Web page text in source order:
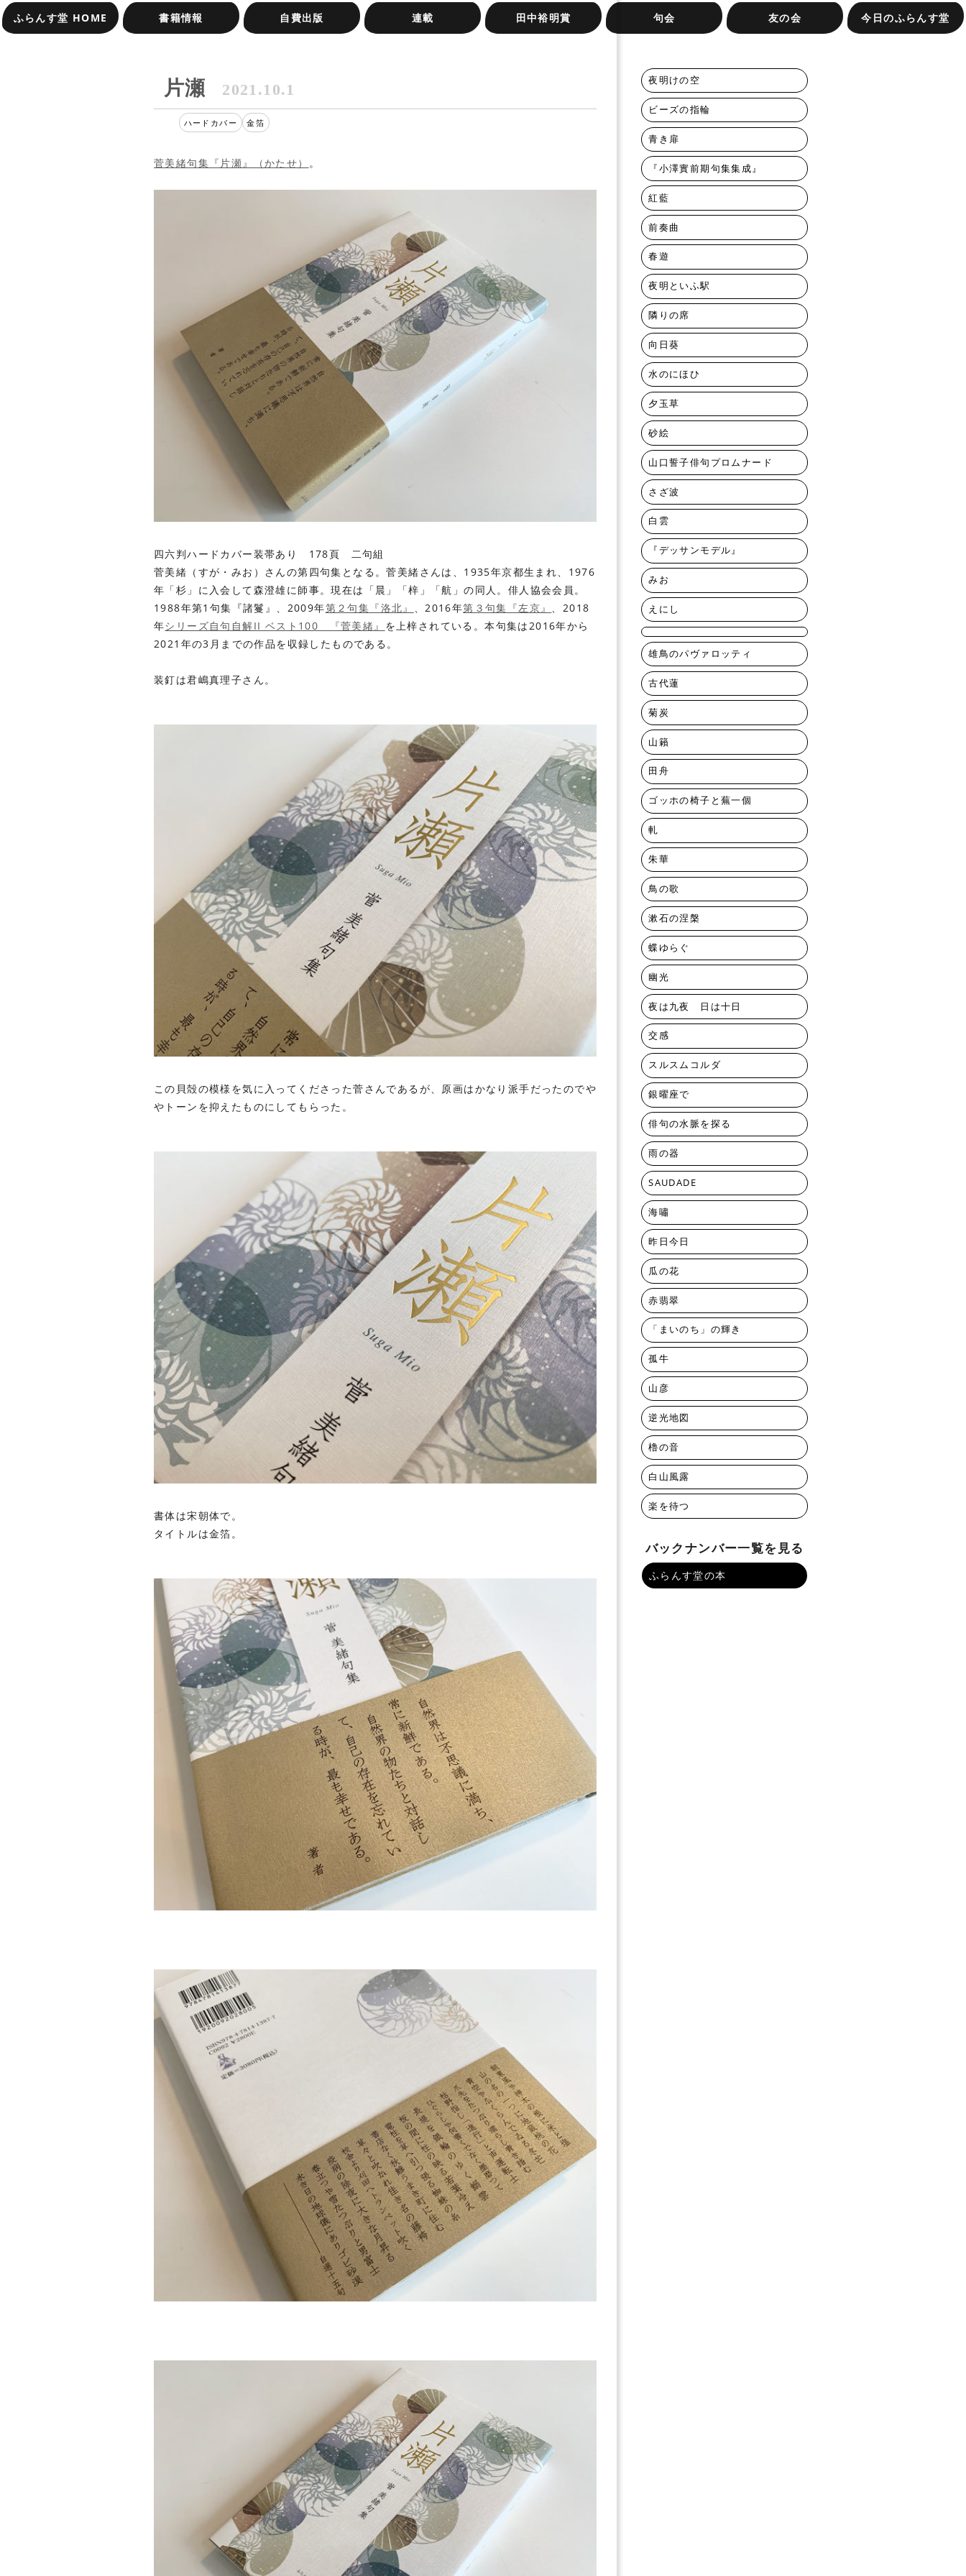
ふらんす堂 HOME 書籍情報 自費出版 連載 田中裕明賞 句会 友の会 今日のふらんす堂
片瀬 2021.10.1
ハードカバー 金箔
菅美緒句集『片瀬』（かたせ） 。
四六判ハードカバー装帯あり 178頁 二句組
菅美緒（すが・みお）さんの第四句集となる。菅美緒さんは、1935年京都生まれ、1976
年「杉」に入会して森澄雄に師事。現在は「晨」「梓」「航」の同人。俳人協会会員。
1988年第1句集『諸鬘』、2009年第２句集『洛北』 、2016年第３句集『左京』 、2018
年シリーズ自句自解II ベスト100 『菅美緒』 を上梓されている。本句集は2016年から
2021年の3月までの作品を収録したものである。
装釘は君嶋真理子さん。
この貝殻の模様を気に入ってくださった菅さんであるが、原画はかなり派手だったのでや
やトーンを抑えたものにしてもらった。
書体は宋朝体で。
タイトルは金箔。
夜明けの空
ビーズの指輪
青き扉
『小澤實前期句集集成』
紅藍
前奏曲
春遊
夜明といふ駅
隣りの席
向日葵
水のにほひ
夕玉草
砂絵
山口誓子俳句プロムナード
さざ波
白雲
『デッサンモデル』
みお
えにし
雄鳥のパヴァロッティ
古代蓮
菊炭
山籟
田舟
ゴッホの椅子と蕪一個
軋
朱華
鳥の歌
漱石の涅槃
蝶ゆらぐ
幽光
夜は九夜 日は十日
交感
スルスムコルダ
銀曜座で
俳句の水脈を探る
雨の器
SAUDADE
海嘯
昨日今日
瓜の花
赤翡翠
「まいのち」の輝き
孤牛
山彦
逆光地図
櫓の音
白山風露
楽を待つ
バックナンバー一覧を見る
ふらんす堂の本